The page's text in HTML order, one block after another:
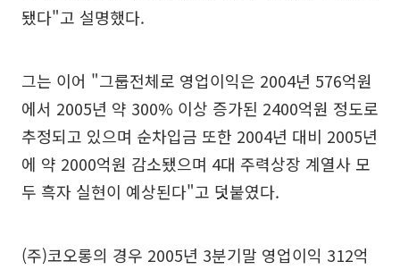
됐다"고 설명했다.
그는 이어 "그룹전체로 영업이익은 2004년 576억원
에서 2005년 약 300% 이상 증가된 2400억원 정도로
추정되고 있으며 순차입금 또한 2004년 대비 2005년
에 약 2000억원 감소됐으며 4대 주력상장 계열사 모
두 흑자 실현이 예상된다"고 덧붙였다.
(주)코오롱의 경우 2005년 3분기말 영업이익 312억